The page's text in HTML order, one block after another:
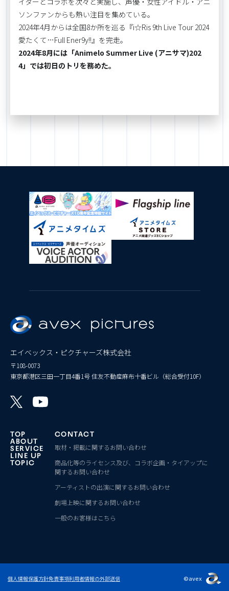
ソンファンからも熱い注目を集めている。
2024年4月からは全国8か所を巡る『i☆Ris 9th Live Tour 2024
愛たくて…Full Ener9y!!』を完走。
2024年8月には「Animelo Summer Live (アニサマ)202
4」では初日のトリを務めた。
エイベックス・ピクチャーズ株式会社
〒108-0073
東京都港区三田一丁目4番1号 住友不動産麻布十番ビル（総合受付10F）
TOP
ABOUT
SERVICE
LINE UP
TOPIC
CONTACT
取材・掲載に関するお問い合わせ
商品化等のライセンス及び、コラボ企画・タイアップに
関するお問い合わせ
アーティストの出演に関するお問い合わせ
劇場上映に関するお問い合わせ
一般のお客様はこちら
個人情報保護方針免責事項利用者情報の外部送信 ©avex